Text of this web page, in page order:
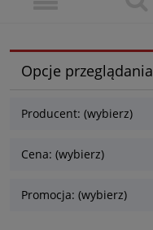
Opcje przeglądania
Producent: (wybierz)
Cena: (wybierz)
Promocja: (wybierz)